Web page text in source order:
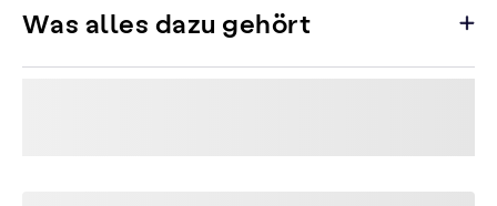
Was alles dazu gehört